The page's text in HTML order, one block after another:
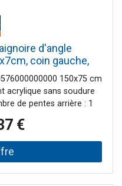
d'angle
coin gauche,
150x75 cm
acrylique sans soudure
de pentes arrière : 1
de trop-plein Couleur
extérieure blanche,
de vidange/trop-
incluses Revêtement
€